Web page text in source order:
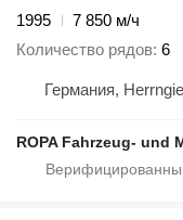
1995
7 850 м/ч
Количество рядов 6
Германия,
ROPA Fahrzeug- und